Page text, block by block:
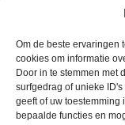
Om de beste ervaringen
cookies om informatie
Door in te stemmen met
surfgedrag of unieke
geeft of uw
bepaalde functies en
VV Reiger Boys
De Wending, Lotte
1705 NA